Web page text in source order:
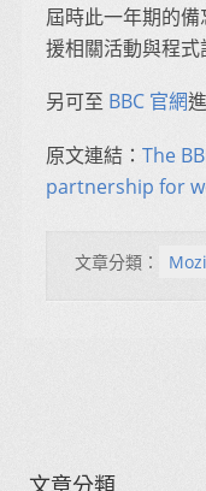
屆時此一年期的
援相關活動與程式
另可至 BBC 官網
原文連結： The
partnership for
文章分類：
文章分類